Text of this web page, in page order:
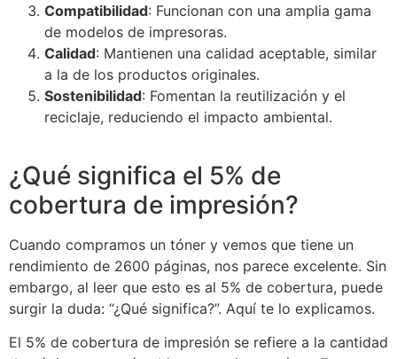
Compatibilidad: Funcionan con una amplia gama
de modelos de impresoras.
Calidad: Mantienen una calidad aceptable, similar
a la de los productos originales.
Sostenibilidad: Fomentan la reutilización y el
reciclaje, reduciendo el impacto ambiental.
¿Qué significa el 5% de
cobertura de impresión?
Cuando compramos un tóner y vemos que tiene un
rendimiento de 2600 páginas, nos parece excelente. Sin
embargo, al leer que esto es al 5% de cobertura, puede
surgir la duda: “¿Qué significa?”. Aquí te lo explicamos.
El 5% de cobertura de impresión se refiere a la cantidad